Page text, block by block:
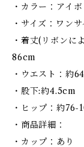
・カラー：アイ
・サイズ：ワン
・着丈(リボンに
86cm
・ウエスト：約
・股下:約4.5cm
・ヒップ：約
・商品詳細：
・カップ：あり